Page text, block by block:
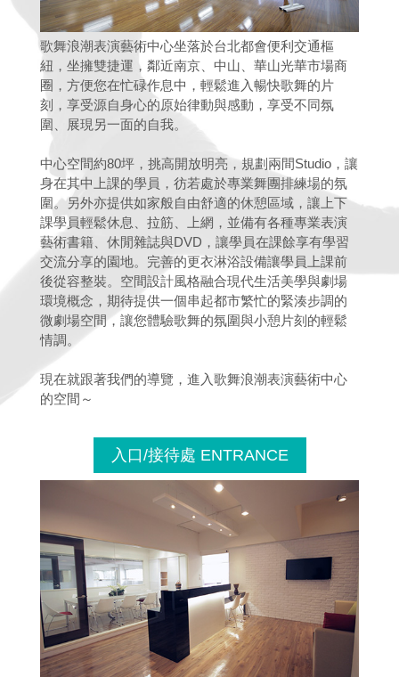
歌舞浪潮表演藝術中心坐落於台北都會便利交通樞
紐，坐擁雙捷運，鄰近南京、中山、華山光華市場商
圈，方便您在忙碌作息中，輕鬆進入暢快歌舞的片
刻，享受源自身心的原始律動與感動，享受不同氛
圍、展現另一面的自我。
中心空間約80坪，挑高開放明亮，規劃兩間Studio，讓
身在其中上課的學員，彷若處於專業舞團排練場的氛
圍。另外亦提供如家般自由舒適的休憩區域，讓上下
課學員輕鬆休息、拉筋、上網，並備有各種專業表演
藝術書籍、休閒雜誌與DVD，讓學員在課餘享有學習
交流分享的園地。完善的更衣淋浴設備讓學員上課前
後從容整裝。空間設計風格融合現代生活美學與劇場
環境概念，期待提供一個串起都市繁忙的緊湊步調的
微劇場空間，讓您體驗歌舞的氛圍與小憩片刻的輕鬆
情調。
現在就跟著我們的導覽，進入歌舞浪潮表演藝術中心
的空間～
入口/接待處 ENTRANCE